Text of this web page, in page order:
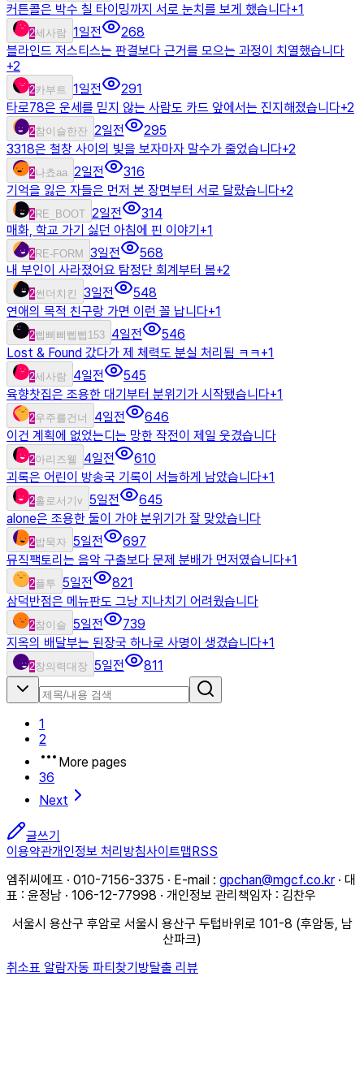
커튼콜은 박수 칠 타이밍까지 서로 눈치를 보게 했습니다+1
2세사람 1일전
268
블라인드 저스티스는 판결보다 근거를 모으는 과정이 치열했습니다
+2
2카부트 1일전
291
타로78은 운세를 믿지 않는 사람도 카드 앞에서는 진지해졌습니다+2
2참이슬한잔 2일전
295
3318은 철창 사이의 빛을 보자마자 말수가 줄었습니다+2
2나쵸aa 2일전
316
기억을 잃은 자들은 먼저 본 장면부터 서로 달랐습니다+2
2RE_BOOT 2일전
314
매화, 학교 가기 싫던 아침에 핀 이야기 +1
2RE-FORM 3일전
568
내 부인이 사라졌어요 탐정단 회계부터 봄+2
2썬더치킨 3일전
548
연애의 목적 친구랑 가면 이런 꼴 납니다+1
2삡삐삐삡삡153 4일전
546
Lost & Found 갔다가 제 체력도 분실 처리됨 ㅋㅋ+1
2세사람 4일전
545
육향찻집은 조용한 대기부터 분위기가 시작됐습니다+1
2우주를건너 4일전
646
이건 계획에 없었는디는 망한 작전이 제일 웃겼습니다
2아리즈웰 4일전
610
괴록은 어린이 방송국 기록이 서늘하게 남았습니다+1
2홀로서기v 5일전
645
alone은 조용한 둘이 가야 분위기가 잘 맞았습니다
2밥묵자 5일전
697
뮤직팩토리는 음악 구출보다 문제 분배가 먼저였습니다+1
2플투 5일전
821
삼덕반점은 메뉴판도 그냥 지나치기 어려웠습니다
2참이슬 5일전
739
지옥의 배달부는 된장국 하나로 사명이 생겼습니다+1
2창의력대장 5일전 811
1
2
More pages
36
Next
글쓰기
이용약관개인정보 처리방침사이트맵 RSS
엠쥐씨에프 · 010-7156-3375 · E-mail : gpchan@mgcf.co.kr · 대
표 : 윤정남 · 106-12-77998 · 개인정보 관리책임자 : 김찬우
서울시 용산구 후암로 서울시 용산구 두텁바위로 101-8 (후암동, 남
산파크)
취소표 알람자동 파티찾기 방탈출 리뷰